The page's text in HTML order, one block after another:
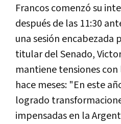
Francos comenzó su
después de las 11:30
una sesión encabezada
titular del Senado,
mantiene tensiones con
hace meses: "En este
logrado
impensadas en la